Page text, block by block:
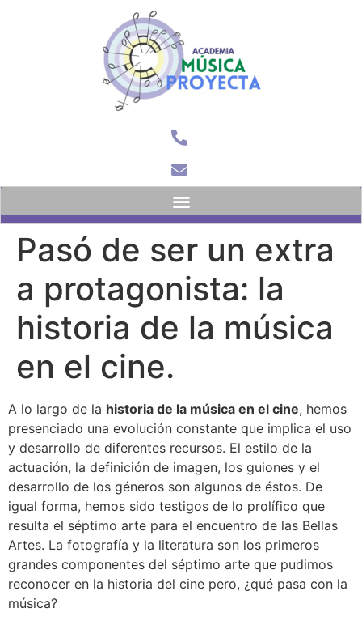
Pasó de ser un extra
a protagonista: la
historia de la música
en el cine.
A lo largo de la historia de la música en el cine, hemos
presenciado una evolución constante que implica el uso
y desarrollo de diferentes recursos. El estilo de la
actuación, la definición de imagen, los guiones y el
desarrollo de los géneros son algunos de éstos. De
igual forma, hemos sido testigos de lo prolífico que
resulta el séptimo arte para el encuentro de las Bellas
Artes. La fotografía y la literatura son los primeros
grandes componentes del séptimo arte que pudimos
reconocer en la historia del cine pero, ¿qué pasa con la
música?